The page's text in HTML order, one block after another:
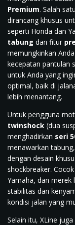
Premium. Salah
dirancang khusus
seperti Honda dan
tabung dan fitur
memungkinkan
kecepatan pantulan
untuk Anda yang
optimal, baik di
lebih menantang.
Untuk pengguna
twinshock (dua
menghadirkan seri
menawarkan
dengan desain
shockbreaker.
Yamaha, dan merek
stabilitas dan
kondisi jalan yang
Selain itu, XLine